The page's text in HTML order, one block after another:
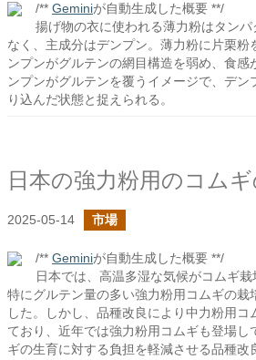
/** Geminiが自動生成した概要 **/
揚げ物の衣に使われる薄力粉はタン
なく、主成分はデンプン。薄力粉に片栗粉
ンプンがグルテンの網目構造を弱め、食感
ンプンがグルテンを覆うイメージで、デン
り込んだ状態と捉えられる。
日本の強力粉用のコム
2025-05-14 市場
/** Geminiが自動生成した概要 **/
日本では、高温多湿な気候がコムギ栽
特にグルテン量の多い強力粉用コムギの栽
した。しかし、品種改良により中力粉用
ており、近年では強力粉用コムギも登場し
ギの生育に対する負担を軽減させる品種改